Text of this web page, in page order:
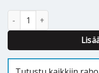
Puukattila Jäspi YPV 40